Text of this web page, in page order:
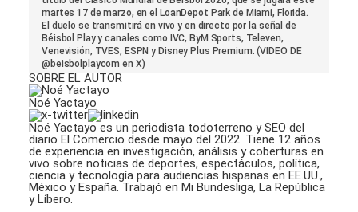
minutes,
58
seconds
martes 17 de marzo, en el LoanDepot Park de Miami, Florida.
El duelo se transmitirá en vivo y en directo por la señal de
Béisbol Play y canales como IVC, ByM Sports, Televen,
Venevisión, TVES, ESPN y Disney Plus Premium. (VIDEO DE
@beisbolplaycom en X)
SOBRE EL AUTOR
Noé Yactayo
Noé Yactayo es un periodista todoterreno y SEO del
diario El Comercio desde mayo del 2022. Tiene 12 años
de experiencia en investigación, análisis y coberturas en
vivo sobre noticias de deportes, espectáculos, política,
ciencia y tecnología para audiencias hispanas en EE.UU.,
México y España. Trabajó en Mi Bundesliga, La República
y Líbero.